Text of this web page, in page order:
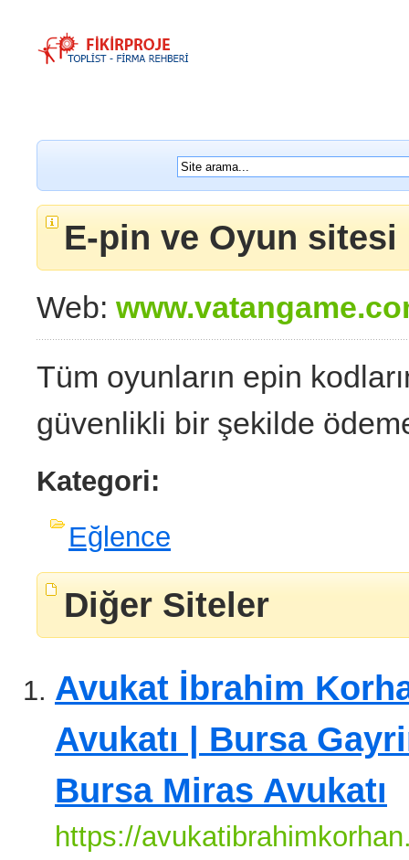
E-pin ve Oyun sitesi
Web:
Tüm oyunların epin
güvenlikli bir şekilde
Kategori:
Eğlence
Diğer Siteler
Avukat İbrahim
Avukatı | Bursa
Bursa Miras Avukatı
https://